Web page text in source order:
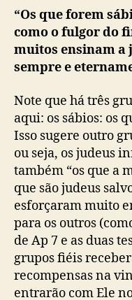
“Os que forem
como o fulgor do
muitos ensinam a
sempre e
Note que há três
aqui: os sábios: os
Isso sugere outro
ou seja, os judeus
também “os que a
que são judeus
esforçaram muito
para os outros
de Ap 7 e as duas
grupos fiéis
recompensas na
entrarão com Ele